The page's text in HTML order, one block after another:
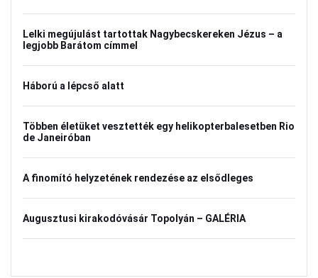
Lelki megújulást tartottak Nagybecskereken Jézus – a
legjobb Barátom címmel
Háború a lépcső alatt
Többen életüket vesztették egy helikopterbalesetben Rio
de Janeiróban
A finomító helyzetének rendezése az elsődleges
Augusztusi kirakodóvásár Topolyán – GALÉRIA